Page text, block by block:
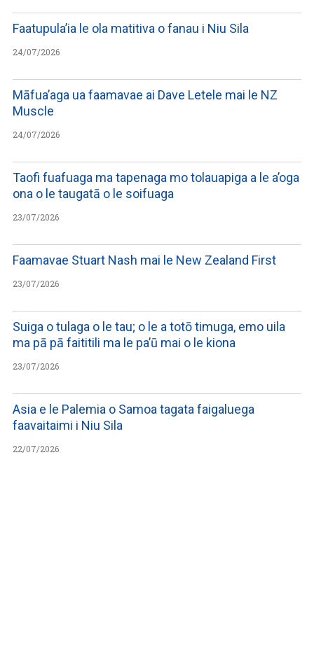
Faatupula’ia le ola matitiva o fanau i Niu Sila
24/07/2026
Māfua’aga ua faamavae ai Dave Letele mai le NZ
Muscle
24/07/2026
Taofi fuafuaga ma tapenaga mo tolauapiga a le a’oga
ona o le taugatā o le soifuaga
23/07/2026
Faamavae Stuart Nash mai le New Zealand First
23/07/2026
Suiga o tulaga o le tau; o le a totō timuga, emo uila
ma pā pā faititili ma le pa’ū mai o le kiona
23/07/2026
Asia e le Palemia o Samoa tagata faigaluega
faavaitaimi i Niu Sila
22/07/2026